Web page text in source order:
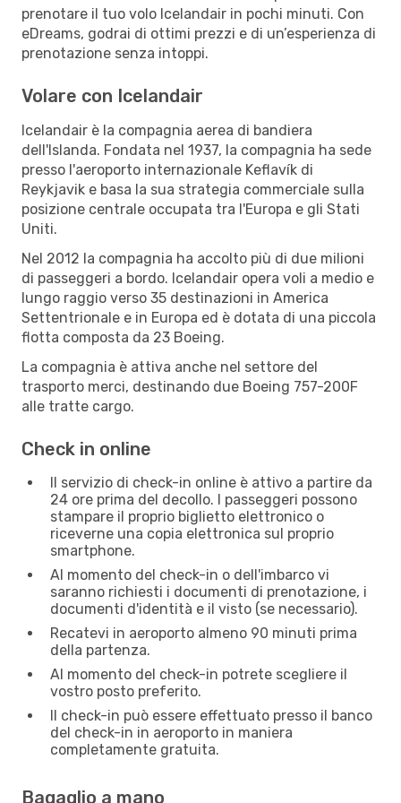
prenotare il tuo volo Icelandair in pochi minuti. Con
eDreams, godrai di ottimi prezzi e di un’esperienza di
prenotazione senza intoppi.
Volare con Icelandair
Icelandair è la compagnia aerea di bandiera
dell'Islanda. Fondata nel 1937, la compagnia ha sede
presso l'aeroporto internazionale Keflavík di
Reykjavik e basa la sua strategia commerciale sulla
posizione centrale occupata tra l'Europa e gli Stati
Uniti.
Nel 2012 la compagnia ha accolto più di due milioni
di passeggeri a bordo. Icelandair opera voli a medio e
lungo raggio verso 35 destinazioni in America
Settentrionale e in Europa ed è dotata di una piccola
flotta composta da 23 Boeing.
La compagnia è attiva anche nel settore del
trasporto merci, destinando due Boeing 757-200F
alle tratte cargo.
Check in online
Il servizio di check-in online è attivo a partire da
24 ore prima del decollo. I passeggeri possono
stampare il proprio biglietto elettronico o
riceverne una copia elettronica sul proprio
smartphone.
Al momento del check-in o dell'imbarco vi
saranno richiesti i documenti di prenotazione, i
documenti d'identità e il visto (se necessario).
Recatevi in aeroporto almeno 90 minuti prima
della partenza.
Al momento del check-in potrete scegliere il
vostro posto preferito.
Il check-in può essere effettuato presso il banco
del check-in in aeroporto in maniera
completamente gratuita.
Bagaglio a mano